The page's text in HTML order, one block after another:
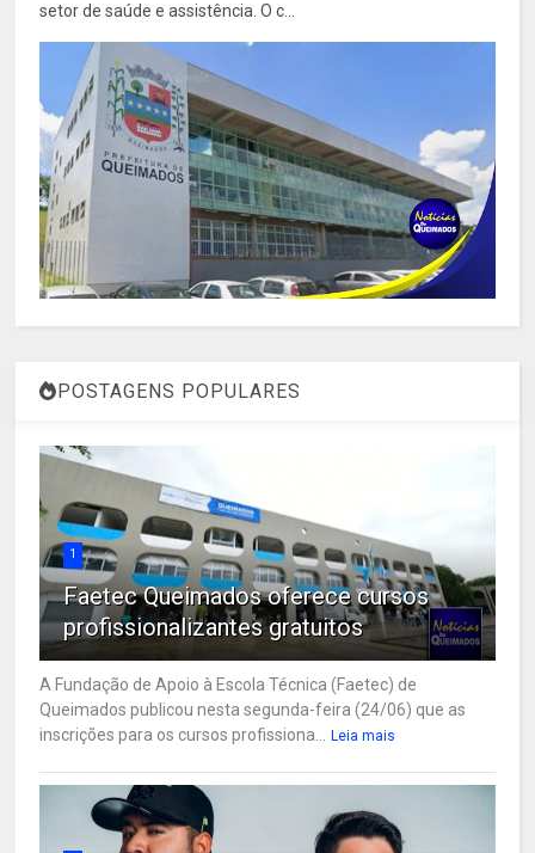
setor de saúde e assistência. O c...
POSTAGENS POPULARES
1
Faetec Queimados oferece cursos
profissionalizantes gratuitos
A Fundação de Apoio à Escola Técnica (Faetec) de
Queimados publicou nesta segunda-feira (24/06) que as
inscrições para os cursos profissiona...
Leia mais